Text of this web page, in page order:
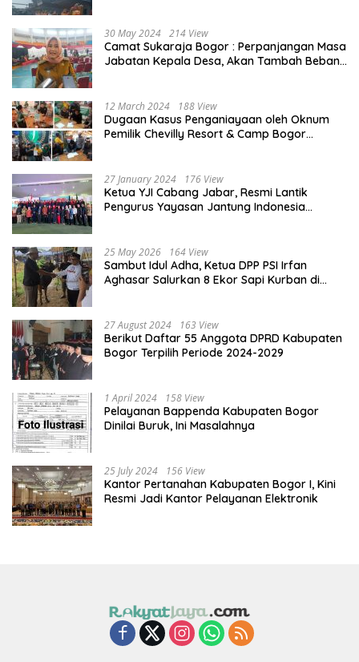
30 May 2024 214 View
Camat Sukaraja Bogor : Perpanjangan Masa
Jabatan Kepala Desa, Akan Tambah Beban
12 March 2024 188 View
Dugaan Kasus Penganiayaan oleh Oknum
Pemilik Chevilly Resort & Camp Bogor
27 January 2024 176 View
Ketua YJI Cabang Jabar, Resmi Lantik
Pengurus Yayasan Jantung Indonesia
25 May 2026 164 View
Sambut Idul Adha, Ketua DPP PSI Irfan
Aghasar Salurkan 8 Ekor Sapi Kurban di
27 August 2024 163 View
Berikut Daftar 55 Anggota DPRD Kabupaten
Bogor Terpilih Periode 2024-2029
1 April 2024 158 View
Pelayanan Bappenda Kabupaten Bogor
Dinilai Buruk, Ini Masalahnya
25 July 2024 156 View
Kantor Pertanahan Kabupaten Bogor I, Kini
Resmi Jadi Kantor Pelayanan Elektronik